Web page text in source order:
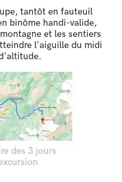
tantôt en fauteuil
binôme handi-valide,
et les sentiers
l'aiguille du midi
des 3 jours